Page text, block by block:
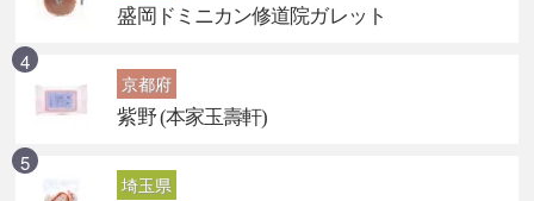
盛岡ドミニカン修道院ガレット
京都府
紫野 (本家玉壽軒)
埼玉県